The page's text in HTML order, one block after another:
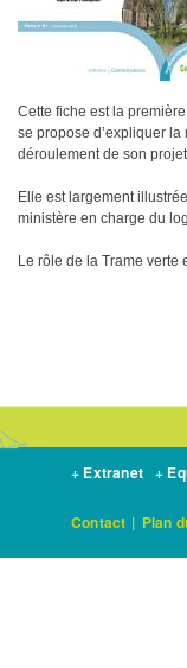
Cette fiche est la
se propose d’expliquer
déroulement de son
Elle est largement
ministère en charge du
Le rôle de la Trame verte
+ Extranet +
Contact | Plan